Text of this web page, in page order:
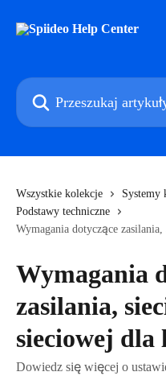
Przeszukaj artykuły...
Wszystkie kolekcje
Systemy
Podstawy techniczne
Wymagania dotyczące
Wymagania
zasilania,
sieciowej
Dowiedz się więcej o